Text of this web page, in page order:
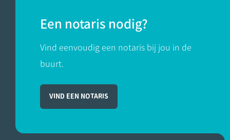
Een notaris nodig?
Vind eenvoudig een notaris bij jou in de
buurt.
VIND EEN NOTARIS